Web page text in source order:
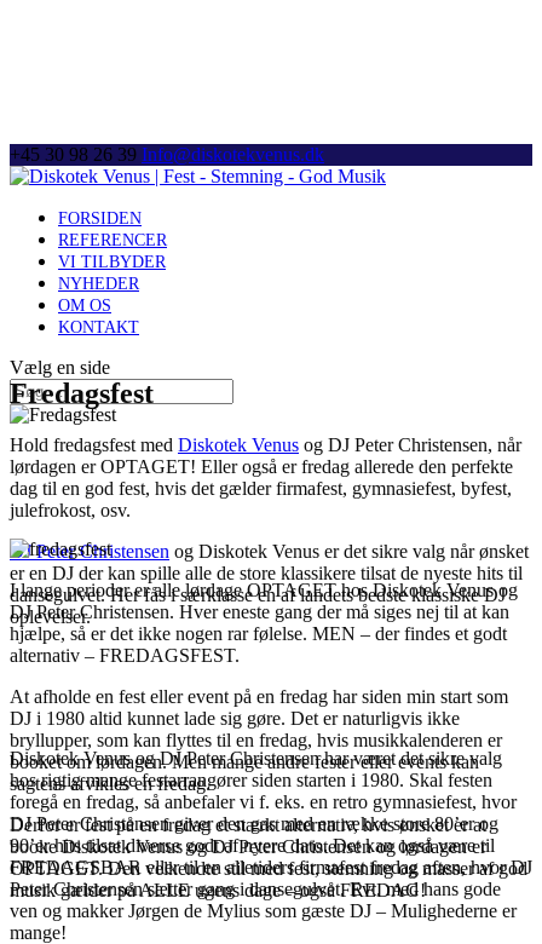
+45 30 98 26 39 Info@diskotekvenus.dk
FORSIDEN
REFERENCER
VI TILBYDER
NYHEDER
OM OS
KONTAKT
Vælg en side
Fredagsfest
Hold fredagsfest med Diskotek Venus og DJ Peter Christensen, når
lørdagen er OPTAGET! Eller også er fredag allerede den perfekte
dag til en god fest, hvis det gælder firmafest, gymnasiefest, byfest,
julefrokost, osv.
DJ Peter Christensen og Diskotek Venus er det sikre valg når ønsket
er en DJ der kan spille alle de store klassikere tilsat de nyeste hits til
dansegulvet. Her fås i særklasse en af landets bedste klassiske DJ
oplevelser.
I lange perioder er alle lørdage OPTAGET hos Diskotek Venus og
DJ Peter Christensen. Hver eneste gang der må siges nej til at kan
hjælpe, så er det ikke nogen rar følelse. MEN – der findes et godt
alternativ – FREDAGSFEST.
At afholde en fest eller event på en fredag har siden min start som
DJ i 1980 altid kunnet lade sig gøre. Det er naturligvis ikke
bryllupper, som kan flyttes til en fredag, hvis musikkalenderen er
booket om lørdagen. Men mange andre fester eller events kan
sagtens afvikles en fredag.
Derfor er fest på en fredag et stærkt alternativ, hvis ønsket er at
booke Diskotek Venus og DJ Peter Christensen og lørdagen er
OPTAGET. Den velkendte stil med fest, stemning og masser af god
musik gælder på ALLE ugens dage – også FREDAG!
Diskotek Venus og DJ Peter Christensen har været det sikre valg
hos rigtig mange festarrangører siden starten i 1980. Skal festen
foregå en fredag, så anbefaler vi f. eks. en retro gymnasiefest, hvor
DJ Peter Christensen giver den gas med en række store 80’er og
90’er hits tilsat diverse godt af nyere dato. Det kan også være til
FREDAGSBAR eller til en alletiders firmafest fredag aften, hvor DJ
Peter Christensen sætter gang i dansegulvet. Evt. med hans gode
ven og makker Jørgen de Mylius som gæste DJ – Mulighederne er
mange!